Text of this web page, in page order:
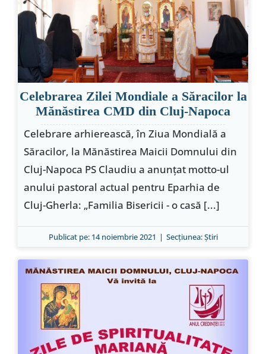
Special
Celebrarea Zilei Mondiale a Săracilor la
Mănăstirea CMD din Cluj-Napoca
Celebrare arhierească, în Ziua Mondială a
Săracilor, la Mănăstirea Maicii Domnului din
Cluj-Napoca PS Claudiu a anunțat motto-ul
anului pastoral actual pentru Eparhia de
Cluj-Gherla: „Familia Bisericii - o casă [...]
Publicat pe: 14 noiembrie 2021 | Secțiunea:Ştiri